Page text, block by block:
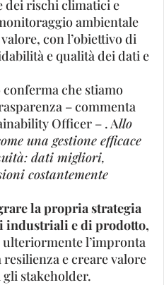
rischi climatici e
ambientale
con l’obiettivo di
e qualità dei dati e
che stiamo
– commenta
Officer – . Allo
una gestione efficace
dati migliori,
costantemente
la propria strategia
industriali e di prodotto,
l’impronta
e creare valore
stakeholder.